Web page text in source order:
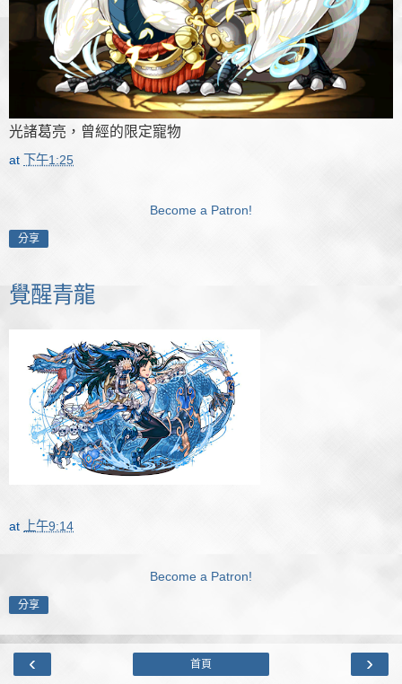
光諸葛亮，曾經的限定寵物
at 下午1:25
Become a Patron!
分享
覺醒青龍
at 上午9:14
Become a Patron!
分享
‹ ›
首頁